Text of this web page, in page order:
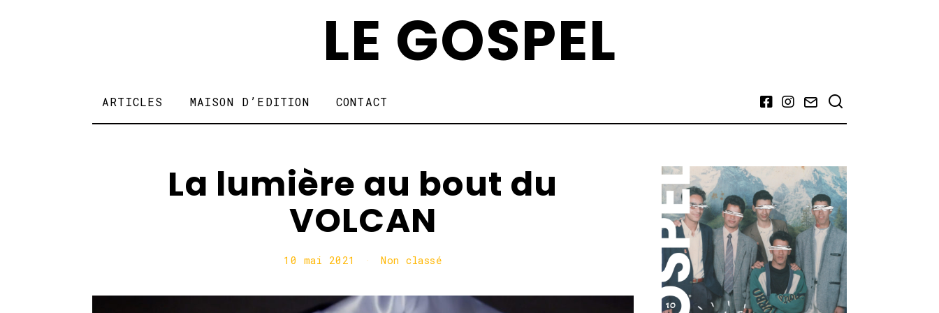
LE GOSPEL
ARTICLES MAISON D’EDITION CONTACT
Facebook
Instagram
Email
La lumière au bout du
VOLCAN
10 mai 2021
a
Non classé